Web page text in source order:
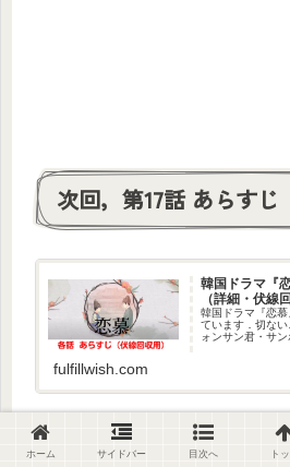
次回，第17話 あらすじ
韓国ドラマ『
（詳細・伏線
韓国ドラマ『恋
ています．切な
ォンサン君・サ
fulfillwish.com
ホーム サイドバー 目次へ ト